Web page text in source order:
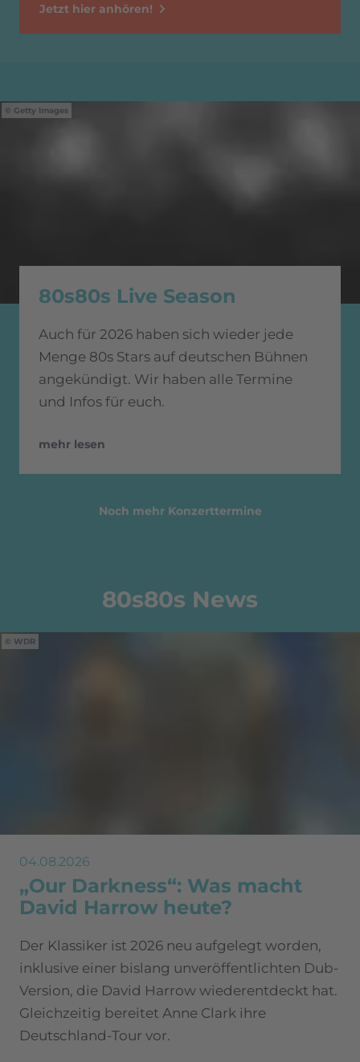
Jetzt hier anhören!
Getty Images
80s80s Live Season
Auch für 2026 haben sich wieder jede
Menge 80s Stars auf deutschen Bühnen
angekündigt. Wir haben alle Termine
und Infos für euch.
mehr lesen
Noch mehr Konzerttermine
80s80s News
WDR
04.08.2026
„Our Darkness“: Was macht
David Harrow heute?
Der Klassiker ist 2026 neu aufgelegt worden,
inklusive einer bislang unveröffentlichten Dub-
Version, die David Harrow wiederentdeckt hat.
Gleichzeitig bereitet Anne Clark ihre
Deutschland-Tour vor.